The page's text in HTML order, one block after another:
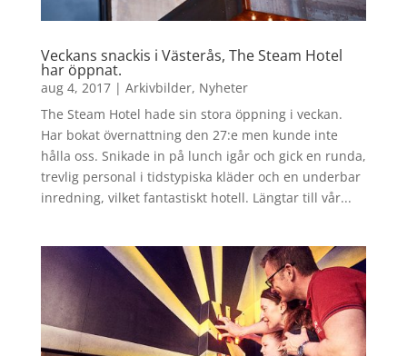
Veckans snackis i Västerås, The Steam Hotel
har öppnat.
aug 4, 2017| Arkivbilder, Nyheter
The Steam Hotel hade sin stora öppning i veckan.
Har bokat övernattning den 27:e men kunde inte
hålla oss. Snikade in på lunch igår och gick en runda,
trevlig personal i tidstypiska kläder och en underbar
inredning, vilket fantastiskt hotell. Längtar till vår...